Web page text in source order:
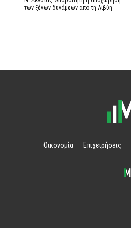
των ξένων δυνάμεων από τη Λιβύη
Οικονομία Επιχειρήσεις